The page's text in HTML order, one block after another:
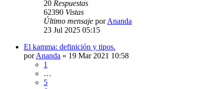
20 Respuestas
62390 Vistas
Último mensaje porAnanda
23 Jul 2025 05:15
El kamma: definición y tipos.
porAnanda » 19 Mar 2021 10:58
1
…
5